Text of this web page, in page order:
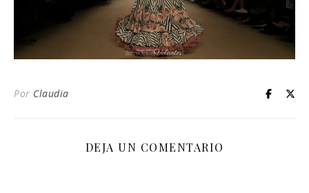
Por Claudia
DEJA UN COMENTARIO